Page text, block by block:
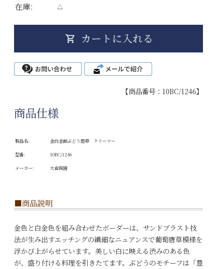
在庫: △
【商品番号：10BC/1246】
商品仕様
製品名:
金白金蝕ぶどう唐草 クリーマー
型番:
10BC/1246
メーカー:
大倉陶園
■商品説明
金色と白金色を組み合わせたボーダーは、サンドブラスト技
法が生み出すエッチングの繊細なニュアンスで葡萄唐草模様を
浮かび上がらせています。美しい白に映える渋みのある色
が、盛り付ける料理を引きたてます。ぶどうのモチーフは「豊